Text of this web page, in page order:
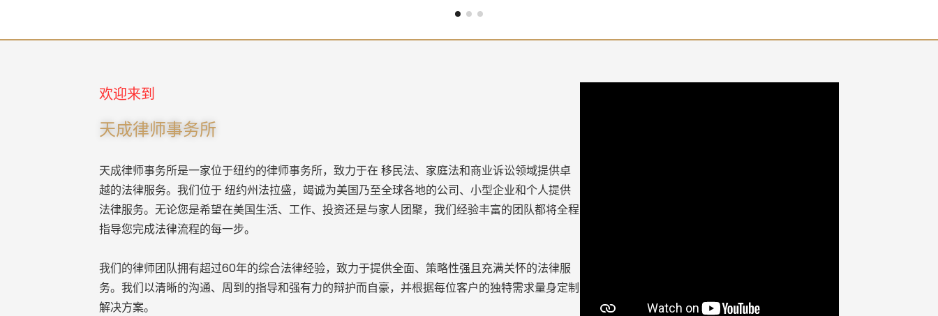
欢迎来到
天成律师事务所
天成律师事务所是一家位于纽约的律师事务所，致力于在 移民法、家庭法和商业诉讼领域提供卓
越的法律服务。我们位于 纽约州法拉盛，竭诚为美国乃至全球各地的公司、小型企业和个人提供
法律服务。无论您是希望在美国生活、工作、投资还是与家人团聚，我们经验丰富的团队都将全程
指导您完成法律流程的每一步。
我们的律师团队拥有超过60年的综合法律经验，致力于提供全面、策略性强且充满关怀的法律服
务。我们以清晰的沟通、周到的指导和强有力的辩护而自豪，并根据每位客户的独特需求量身定制
解决方案。